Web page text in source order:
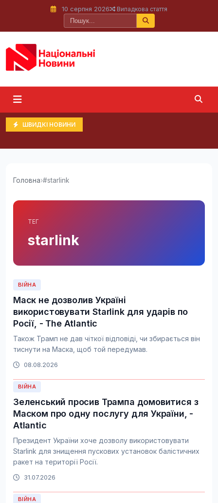
10 серпня 2026 Випадкова стаття
ШВИДКІ НОВИНИ
Головна›#starlink
ТЕГ
starlink
ВІЙНА
Маск не дозволив Україні
використовувати Starlink для ударів по
Росії, - The Atlantic
Також Трамп не дав чіткої відповіді, чи збирається він
тиснути на Маска, щоб той передумав.
08.08.2026
ВІЙНА
Зеленський просив Трампа домовитися з
Маском про одну послугу для України, -
Atlantic
Президент України хоче дозволу використовувати
Starlink для знищення пускових установок балістичних
ракет на території Росії.
31.07.2026
ВІЙНА